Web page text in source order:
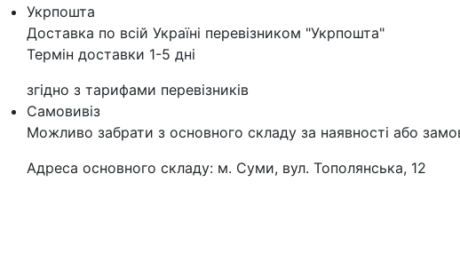
Укрпошта
Доставка по всій Україні перевізником "Укрпошта"
Термін доставки 1-5 дні
згідно з тарифами перевізників
Самовивіз
Можливо забрати з основного складу за наявності або
Адреса основного складу: м. Суми, вул. Тополянська, 12